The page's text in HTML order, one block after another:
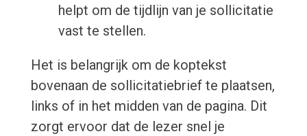
helpt om de tijdlijn van je sollicitatie
vast te stellen.
Het is belangrijk om de koptekst
bovenaan de sollicitatiebrief te plaatsen,
links of in het midden van de pagina. Dit
zorgt ervoor dat de lezer snel je